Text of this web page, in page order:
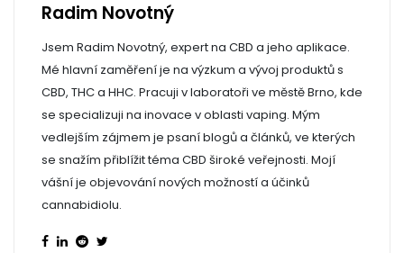
Radim Novotný
Jsem Radim Novotný, expert na CBD a jeho aplikace.
Mé hlavní zaměření je na výzkum a vývoj produktů s
CBD, THC a HHC. Pracuji v laboratoři ve městě Brno, kde
se specializuji na inovace v oblasti vaping. Mým
vedlejším zájmem je psaní blogů a článků, ve kterých
se snažím přiblížit téma CBD široké veřejnosti. Mojí
vášní je objevování nových možností a účinků
cannabidiolu.